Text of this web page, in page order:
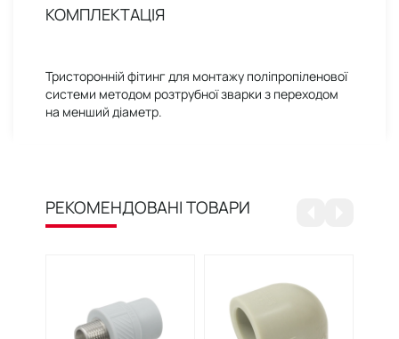
КОМПЛЕКТАЦІЯ
Тристоронній фітинг для монтажу поліпропіленової
системи методом розтрубної зварки з переходом
на менший діаметр.
РЕКОМЕНДОВАНІ ТОВАРИ